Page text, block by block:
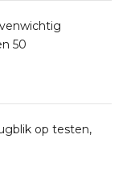
50
op testen,